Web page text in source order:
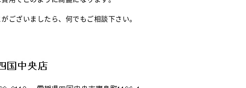
ございましたら、何でもご相談下さい。